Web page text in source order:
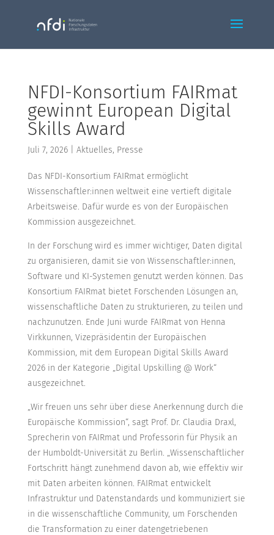
NFDI-Konsortium FAIRmat
gewinnt European Digital
Skills Award
Juli 7, 2026| Aktuelles, Presse
Das NFDI-Konsortium FAIRmat ermöglicht
Wissenschaftler:innen weltweit eine vertieft digitale
Arbeitsweise. Dafür wurde es von der Europäischen
Kommission ausgezeichnet.
In der Forschung wird es immer wichtiger, Daten digital
zu organisieren, damit sie von Wissenschaftler:innen,
Software und KI-Systemen genutzt werden können. Das
Konsortium FAIRmat bietet Forschenden Lösungen an,
wissenschaftliche Daten zu strukturieren, zu teilen und
nachzunutzen. Ende Juni wurde FAIRmat von Henna
Virkkunnen, Vizepräsidentin der Europäischen
Kommission, mit dem European Digital Skills Award
2026 in der Kategorie „Digital Upskilling @ Work“
ausgezeichnet.
„Wir freuen uns sehr über diese Anerkennung durch die
Europäische Kommission“, sagt Prof. Dr. Claudia Draxl,
Sprecherin von FAIRmat und Professorin für Physik an
der Humboldt-Universität zu Berlin. „Wissenschaftlicher
Fortschritt hängt zunehmend davon ab, wie effektiv wir
mit Daten arbeiten können. FAIRmat entwickelt
Infrastruktur und Datenstandards und kommuniziert sie
in die wissenschaftliche Community, um Forschenden
die Transformation zu einer datengetriebenen